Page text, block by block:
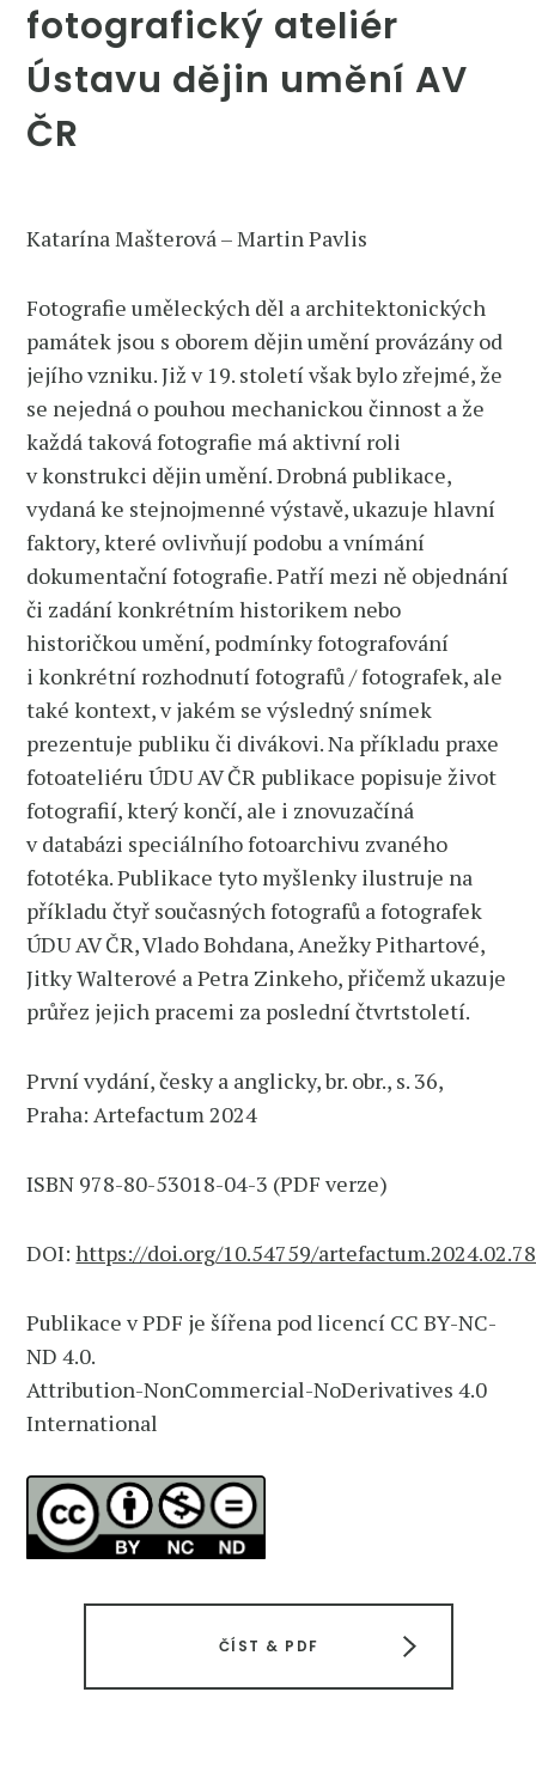
fotografický ateliér
Ústavu dějin umění AV
ČR
Katarína Mašterová – Martin Pavlis
Fotografie uměleckých děl a architektonických
památek jsou s oborem dějin umění provázány od
jejího vzniku. Již v 19. století však bylo zřejmé, že
se nejedná o pouhou mechanickou činnost a že
každá taková fotografie má aktivní roli
v konstrukci dějin umění. Drobná publikace,
vydaná ke stejnojmenné výstavě, ukazuje hlavní
faktory, které ovlivňují podobu a vnímání
dokumentační fotografie. Patří mezi ně objednání
či zadání konkrétním historikem nebo
historičkou umění, podmínky fotografování
i konkrétní rozhodnutí fotografů / fotografek, ale
také kontext, v jakém se výsledný snímek
prezentuje publiku či divákovi. Na příkladu praxe
fotoateliéru ÚDU AV ČR publikace popisuje život
fotografií, který končí, ale i znovuzačíná
v databázi speciálního fotoarchivu zvaného
fototéka. Publikace tyto myšlenky ilustruje na
příkladu čtyř současných fotografů a fotografek
ÚDU AV ČR, Vlado Bohdana, Anežky Pithartové,
Jitky Walterové a Petra Zinkeho, přičemž ukazuje
průřez jejich pracemi za poslední čtvrtstoletí.
První vydání, česky a anglicky, br. obr., s. 36,
Praha: Artefactum 2024
ISBN 978-80-53018-04-3 (PDF verze)
DOI:https://doi.org/10.54759/
Publikace v PDF je šířena pod licencí CC BY-NC-
ND 4.0.
Attribution-NonCommercial-NoDerivatives 4.0
International
ČÍST & PDF